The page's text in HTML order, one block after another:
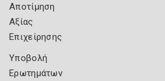
Αποτίμηση
Αξίας
Επιχείρησης
Υποβολή
Ερωτημάτων